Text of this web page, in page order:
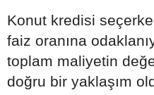
Konut kredisi
faiz oranına
toplam maliyetin
doğru bir yaklaşım